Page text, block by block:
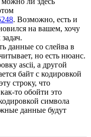
. Возможно, есть и
на вашем, хочу
данные со слейва в
но есть нюанс.
ascii, а другой
байт с кодировкой
строку, что
то обойти это
символа
данные будут